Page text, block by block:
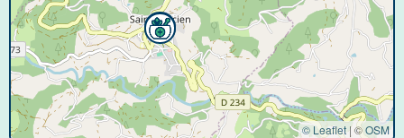
© Leaflet|©OSM